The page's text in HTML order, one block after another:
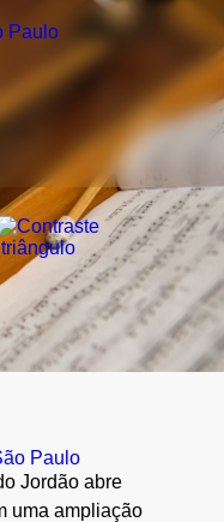
Jordão abre
uma ampliação